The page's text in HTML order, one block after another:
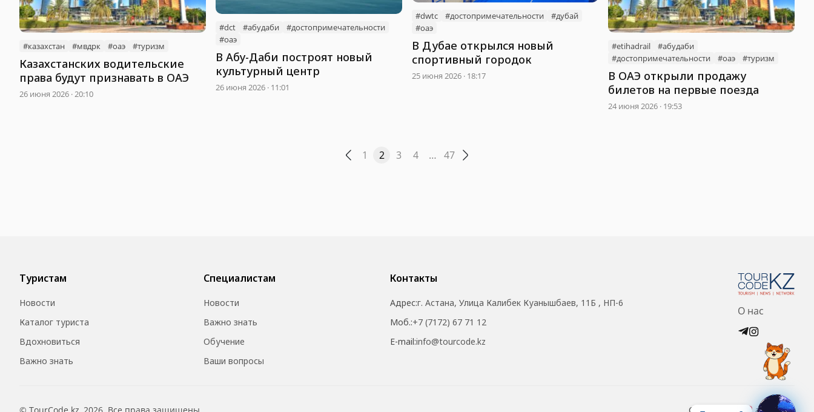
#казахстан #мвдрк #оаэ #туризм
Казахстанских водительские
права будут признавать в ОАЭ
26 июня 2026 · 20:10
#dct #абудаби
#достопримечательности
#оаэ
В Абу-Даби построят новый
культурный центр
26 июня 2026 · 11:01
#dwtc #достопримечательности
#дубай
#оаэ
В Дубае открылся новый
спортивный городок
25 июня 2026 · 18:17
#etihadrail
#абудаби
#достопримечательности
#оаэ #туризм
В ОАЭ открыли продажу
билетов на первые поезда
24 июня 2026 · 19:53
1 2 3 4 … 47
Туристам
Новости
Каталог туриста
Вдохновиться
Важно знать
Специалистам
Новости
Важно знать
Обучение
Ваши вопросы
Контакты
Адрес:г. Астана, Улица Калибек Куанышбаев, 11Б , НП-6
Моб.:+7 (7172) 67 71 12
E-mail:info@tourcode.kz
О нас